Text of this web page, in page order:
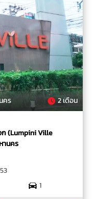
คร 2 เดือน
(Lumpini Ville
านคร
1